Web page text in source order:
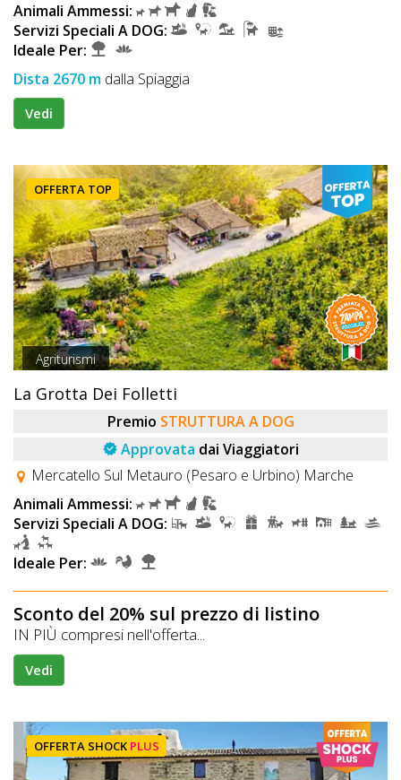
Animali Ammessi:
Servizi Speciali A DOG:
Ideale Per:
Dista 2670 m dalla Spiaggia
Vedi
OFFERTA TOP
Agriturismi
La Grotta Dei Folletti
Premio STRUTTURA A DOG
Approvata dai Viaggiatori
Mercatello Sul Metauro (Pesaro e Urbino) Marche
Animali Ammessi:
Servizi Speciali A DOG:
Ideale Per:
Sconto del 20% sul prezzo di listino
IN PIÙ compresi nell'offerta...
Vedi
OFFERTA SHOCK PLUS